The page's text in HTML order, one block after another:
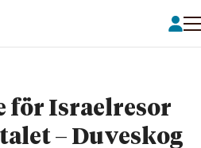
för Israelresor
– Duveskog